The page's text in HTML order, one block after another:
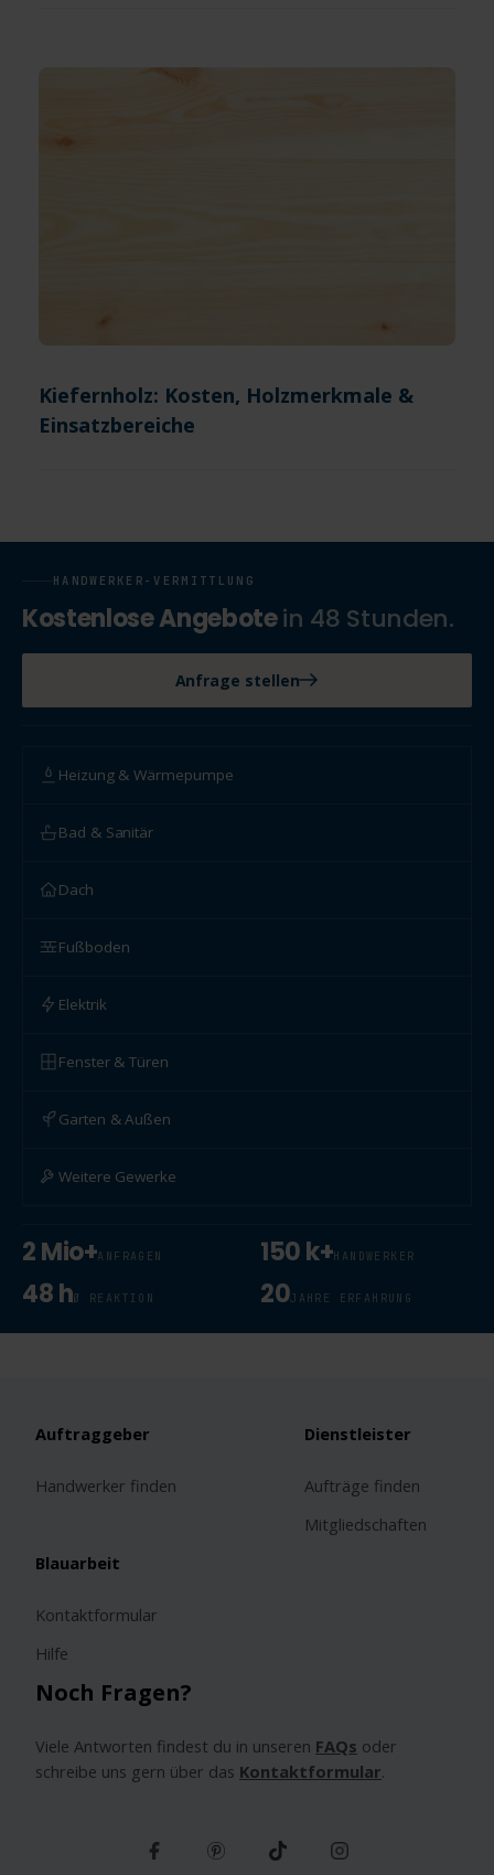
Kiefernholz: Kosten, Holzmerkmale &
Einsatzbereiche
HANDWERKER-VERMITTLUNG
Kostenlose Angebotein 48 Stunden.
Anfrage stellen
Heizung & Wärmepumpe
Bad & Sanitär
Dach
Fußboden
Elektrik
Fenster & Türen
Garten & Außen
Weitere Gewerke
2 Mio+ANFRAGEN 150 k+HANDWERKER
48 hØ REAKTION 20JAHRE ERFAHRUNG
Noch Fragen?
Viele Antworten findest du in unseren FAQs oder
schreibe uns gern über das Kontaktformular.
Auftraggeber
Handwerker finden
Dienstleister
Aufträge finden
Mitgliedschaften
Blauarbeit
Kontaktformular
Hilfe